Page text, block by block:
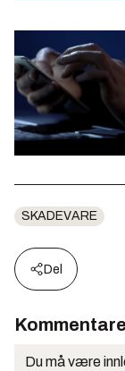
SKADEVARE
Del
Du må være